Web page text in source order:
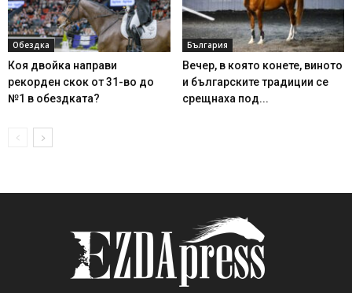
Обездка
Коя двойка направи
рекорден скок от 31-во до
№1 в обездката?
България
Вечер, в която конете, виното
и българските традиции се
срещнаха под...